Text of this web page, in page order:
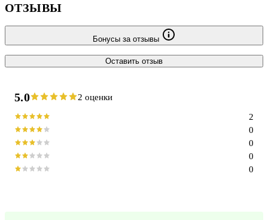
ОТЗЫВЫ
Бонусы за отзывы
Оставить отзыв
5.0 2 оценки
0
0
0
0
2